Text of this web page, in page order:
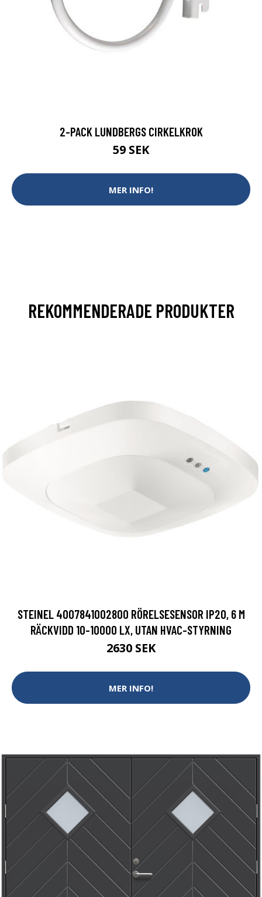
2-PACK LUNDBERGS CIRKELKROK
59 SEK
MER INFO!
REKOMMENDERADE PRODUKTER
STEINEL 4007841002800 RÖRELSESENSOR IP20, 6 M
RÄCKVIDD 10-10000 LX, UTAN HVAC-STYRNING
2630 SEK
MER INFO!